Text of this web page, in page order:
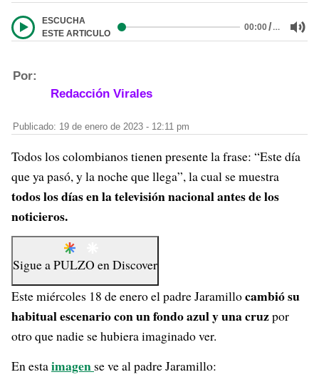
ESCUCHA
ESTE ARTICULO
00:00/…
Por:
Redacción Virales
Publicado: 19 de enero de 2023 - 12:11 pm
Todos los colombianos tienen presente la frase: “Este día
que ya pasó, y la noche que llega”, la cual se muestra
todos los días en la televisión nacional antes de los
noticieros.
Sigue aPULZO enDiscover
Este miércoles 18 de enero el padre Jaramillocambió su
habitual escenario con un fondo azul y una cruzpor
otro que nadie se hubiera imaginado ver.
En estaimagen se ve al padre Jaramillo: